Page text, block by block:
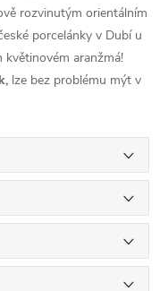
rozvinutým orientálním
porcelánky v Dubí u
květinovém aranžmá!
lze bez problému mýt v